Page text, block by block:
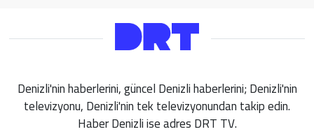
Denizli'nin haberlerini, güncel Denizli haberlerini; Denizli'nin
televizyonu, Denizli'nin tek televizyonundan takip edin.
Haber Denizli ise adres DRT TV.